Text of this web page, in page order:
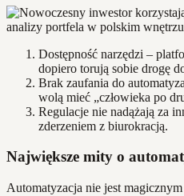
Dostępność narzędzi –
dopiero torują sobie drogę
Brak zaufania do
wolą mieć „człowieka po
Regulacje nie nadążają za
zderzeniem z biurokracją.
Największe mity o
Automatyzacja nie jest